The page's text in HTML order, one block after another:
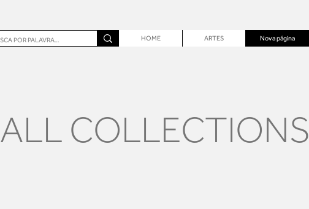
HOME ARTES Nova página
ALL COLLECTIONS